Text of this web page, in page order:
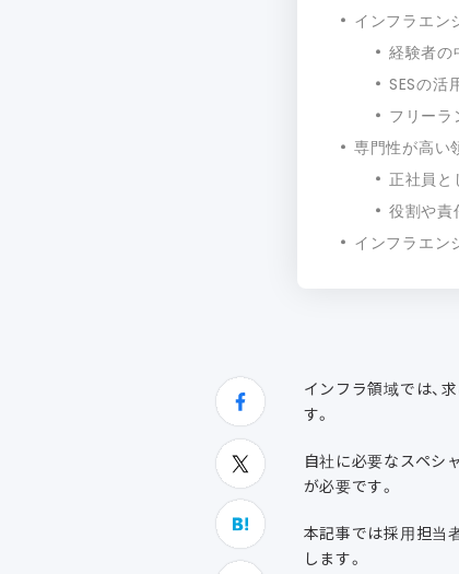
インフラエン
経験者の
SESの活
フリーラ
専門性が高い
正社員と
役割や責
インフラエン
インフラ領域では、
す。
自社に必要なスペシ
が必要です。
本記事では採用担当
します。